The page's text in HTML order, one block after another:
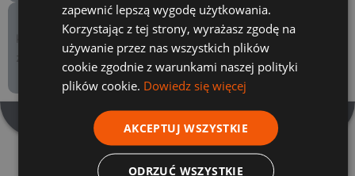
KONSULTACJE Z TRENEREM
konsultacje z Trenerem (w trakcie szkolenia) na tematy
związane z tematem szkolenia
NASZE USŁUGI ISO/IEC 20000-1
zapewnić lepszą wygodę użytkowania.
Korzystając z tej strony, wyrażasz zgodę na
używanie przez nas wszystkich plików
cookie zgodnie z warunkami naszej polityki
plików cookie. Dowiedz się więcej
AKCEPTUJ WSZYSTKIE
ODRZUĆ WSZYSTKIE